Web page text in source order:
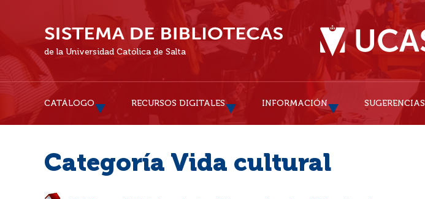
de la Universidad Católica de Salta
CATÁLOGO RECURSOS DIGITALES INFORMACIÓN SUGERENCIAS
Categoría Vida cultural